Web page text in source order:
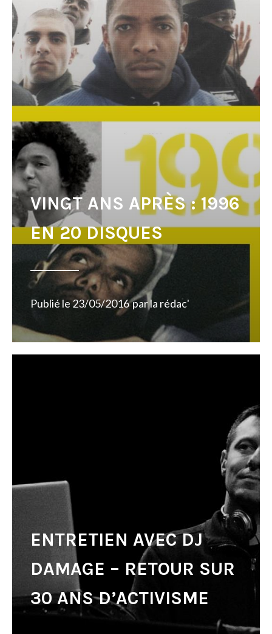
VINGT ANS APRÈS : 1996
EN 20 DISQUES
Publié le23/05/2016 parla rédac'
ENTRETIEN AVEC DJ
DAMAGE – RETOUR SUR
30 ANS D’ACTIVISME